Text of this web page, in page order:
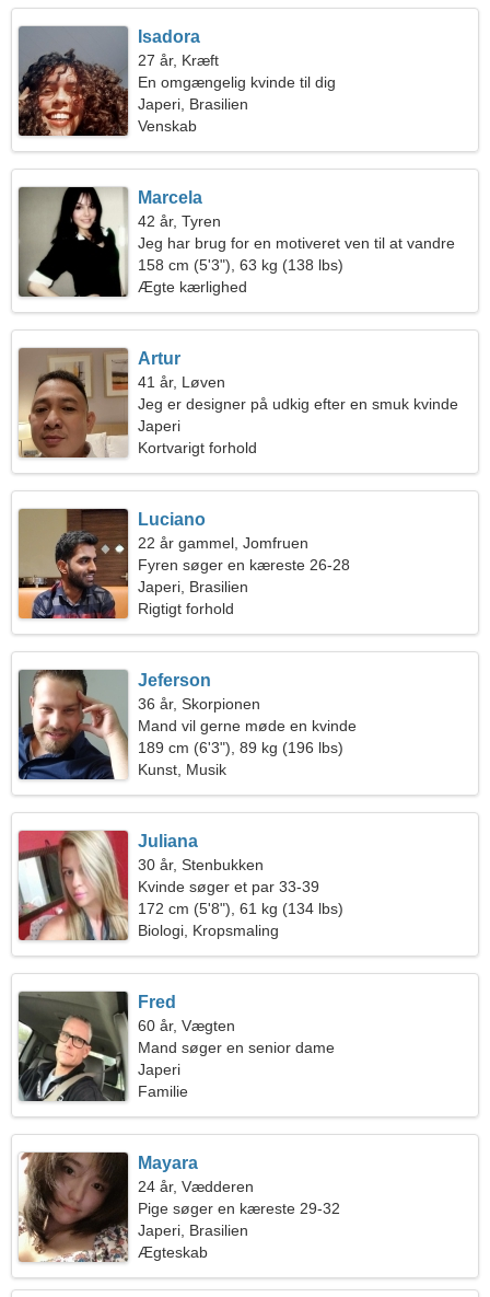
Isadora
27 år, Kræft
En omgængelig kvinde til dig
Japeri, Brasilien
Venskab
Marcela
42 år, Tyren
Jeg har brug for en motiveret ven til at vandre
sammen
158 cm (5'3"), 63 kg (138 lbs)
Ægte kærlighed
Artur
41 år, Løven
Jeg er designer på udkig efter en smuk kvinde
Japeri
Kortvarigt forhold
Luciano
22 år gammel, Jomfruen
Fyren søger en kæreste 26-28
Japeri, Brasilien
Rigtigt forhold
Jeferson
36 år, Skorpionen
Mand vil gerne møde en kvinde
189 cm (6'3"), 89 kg (196 lbs)
Kunst, Musik
Juliana
30 år, Stenbukken
Kvinde søger et par 33-39
172 cm (5'8"), 61 kg (134 lbs)
Biologi, Kropsmaling
Fred
60 år, Vægten
Mand søger en senior dame
Japeri
Familie
Mayara
24 år, Vædderen
Pige søger en kæreste 29-32
Japeri, Brasilien
Ægteskab